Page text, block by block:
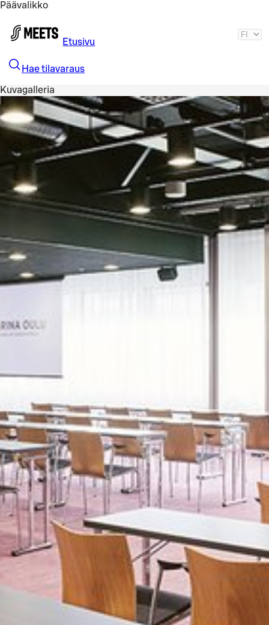
Päävalikko
Etusivu
Hae tilavaraus
Kuvagalleria
Katso kuva 1 / 6